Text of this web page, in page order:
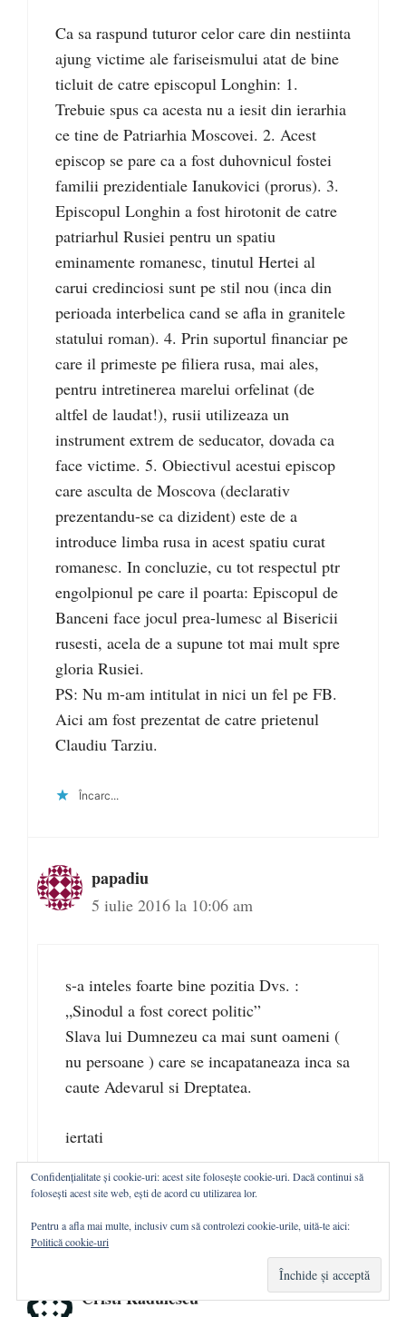
Ca sa raspund tuturor celor care din nestiinta
ajung victime ale fariseismului atat de bine
ticluit de catre episcopul Longhin: 1.
Trebuie spus ca acesta nu a iesit din ierarhia
ce tine de Patriarhia Moscovei. 2. Acest
episcop se pare ca a fost duhovnicul fostei
familii prezidentiale Ianukovici (prorus). 3.
Episcopul Longhin a fost hirotonit de catre
patriarhul Rusiei pentru un spatiu
eminamente romanesc, tinutul Hertei al
carui credinciosi sunt pe stil nou (inca din
perioada interbelica cand se afla in granitele
statului roman). 4. Prin suportul financiar pe
care il primeste pe filiera rusa, mai ales,
pentru intretinerea marelui orfelinat (de
altfel de laudat!), rusii utilizeaza un
instrument extrem de seducator, dovada ca
face victime. 5. Obiectivul acestui episcop
care asculta de Moscova (declarativ
prezentandu-se ca dizident) este de a
introduce limba rusa in acest spatiu curat
romanesc. In concluzie, cu tot respectul ptr
engolpionul pe care il poarta: Episcopul de
Banceni face jocul prea-lumesc al Bisericii
rusesti, acela de a supune tot mai mult spre
gloria Rusiei.
PS: Nu m-am intitulat in nici un fel pe FB.
Aici am fost prezentat de catre prietenul
Claudiu Tarziu.
Încarc...
papadiu
5 iulie 2016 la 10:06 am
s-a inteles foarte bine pozitia Dvs. :
„Sinodul a fost corect politic”
Slava lui Dumnezeu ca mai sunt oameni (
nu persoane ) care se incapataneaza inca sa
caute Adevarul si Dreptatea.
iertati
Încarc...
Cristi Rădulescu
Confidențialitate și cookie-uri: acest site folosește cookie-uri. Dacă continui să
folosești acest site web, ești de acord cu utilizarea lor.
Pentru a afla mai multe, inclusiv cum să controlezi cookie-urile, uită-te aici:
Politică cookie-uri